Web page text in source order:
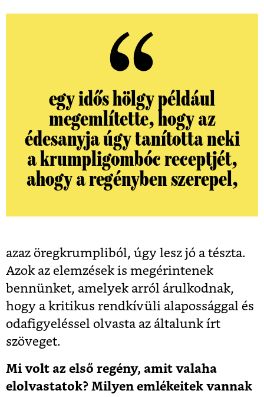
egy idős hölgy például
megemlítette, hogy az
édesanyja úgy tanította neki
a krumpligombóc receptjét,
ahogy a regényben szerepel,
azaz öregkrumpliból, úgy lesz jó a tészta.
Azok az elemzések is megérintenek
bennünket, amelyek arról árulkodnak,
hogy a kritikus rendkívüli alapossággal és
odafigyeléssel olvasta az általunk írt
szöveget.
Mi volt az első regény, amit valaha
elolvastatok? Milyen emlékeitek vannak